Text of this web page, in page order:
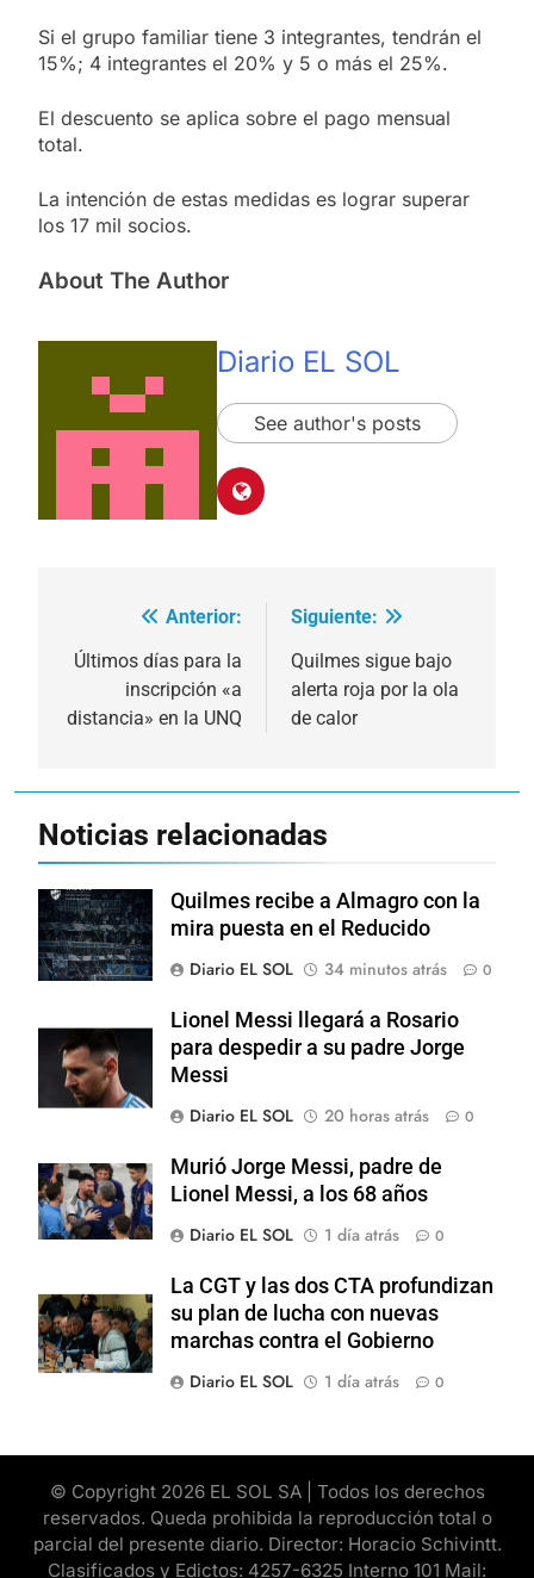
Si el grupo familiar tiene 3 integrantes, tendrán el
15%; 4 integrantes el 20% y 5 o más el 25%.
El descuento se aplica sobre el pago mensual
total.
La intención de estas medidas es lograr superar
los 17 mil socios.
About The Author
Diario EL SOL
See author's posts
Navegación
de
entradas
Anterior:
Últimos días para la
inscripción «a
distancia» en la UNQ
Siguiente:
Quilmes sigue bajo
alerta roja por la ola
de calor
Noticias relacionadas
Quilmes recibe a Almagro con la
mira puesta en el Reducido
Diario EL SOL
34 minutos atrás 0
Lionel Messi llegará a Rosario
para despedir a su padre Jorge
Messi
Diario EL SOL
20 horas atrás 0
Murió Jorge Messi, padre de
Lionel Messi, a los 68 años
Diario EL SOL
1 día atrás 0
La CGT y las dos CTA profundizan
su plan de lucha con nuevas
marchas contra el Gobierno
Diario EL SOL
1 día atrás 0
© Copyright 2026 EL SOL SA | Todos los derechos
reservados. Queda prohibida la reproducción total o
parcial del presente diario. Director: Horacio Schivintt.
Clasificados y Edictos: 4257-6325 Interno 101 Mail: